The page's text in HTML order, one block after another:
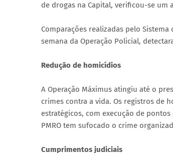
de drogas na Capital, verificou-se um
Comparações realizadas pelo
semana da Operação Policial,
Redução de homicídios
A Operação Máximus atingiu até o
crimes contra a vida. Os registros de
estratégicos, com execução de
PMRO tem sufocado o crime
Cumprimentos judiciais